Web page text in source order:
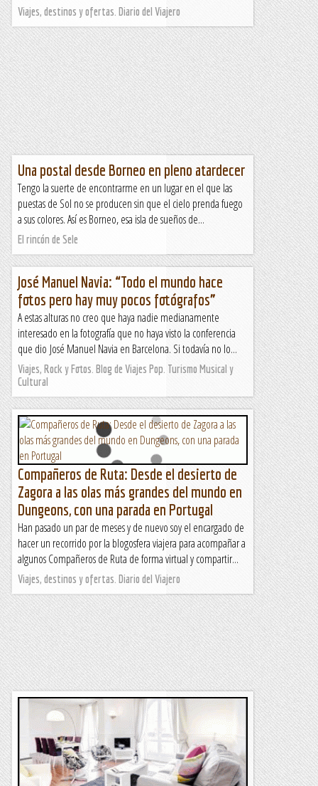
Viajes, destinos y ofertas. Diario del Viajero
Una postal desde Borneo en pleno atardecer
Tengo la suerte de encontrarme en un lugar en el que las
puestas de Sol no se producen sin que el cielo prenda fuego
a sus colores. Así es Borneo, esa isla de sueños de...
El rincón de Sele
José Manuel Navia: “Todo el mundo hace
fotos pero hay muy pocos fotógrafos”
A estas alturas no creo que haya nadie medianamente
interesado en la fotografía que no haya visto la conferencia
que dio José Manuel Navia en Barcelona. Si todavía no lo...
Viajes, Rock y Fotos. Blog de Viajes Pop. Turismo Musical y
Cultural
Compañeros de Ruta: Desde el desierto de
Zagora a las olas más grandes del mundo en
Dungeons, con una parada en Portugal
Han pasado un par de meses y de nuevo soy el encargado de
hacer un recorrido por la blogosfera viajera para acompañar a
algunos Compañeros de Ruta de forma virtual y compartir...
Viajes, destinos y ofertas. Diario del Viajero